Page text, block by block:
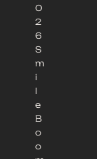
0
2
6
S
m
i
l
e
B
o
o